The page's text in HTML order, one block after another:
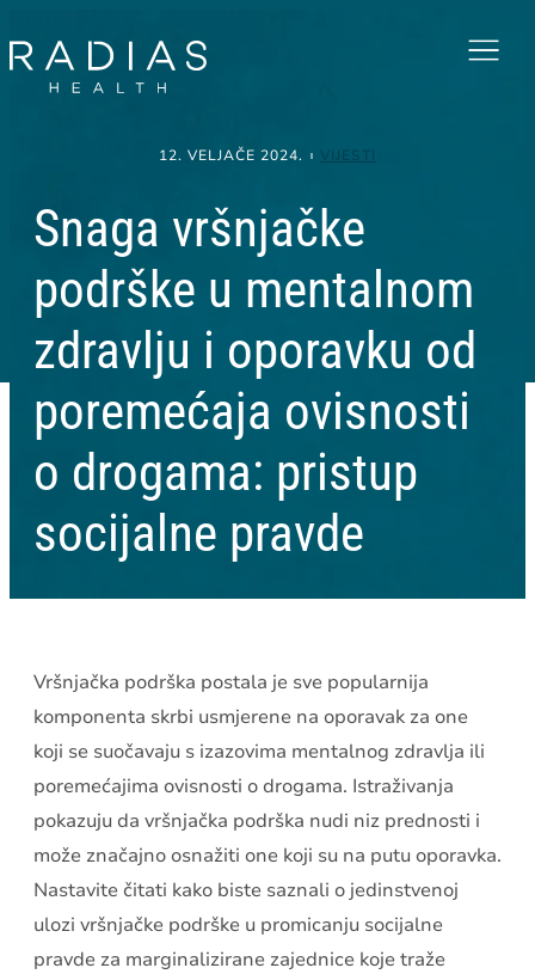
Menu
12. VELJAČE 2024. VIJESTI
Snaga vršnjačke
podrške u mentalnom
zdravlju i oporavku od
poremećaja ovisnosti
o drogama: pristup
socijalne pravde
Vršnjačka podrška postala je sve popularnija
komponenta skrbi usmjerene na oporavak za one
koji se suočavaju s izazovima mentalnog zdravlja ili
poremećajima ovisnosti o drogama. Istraživanja
pokazuju da vršnjačka podrška nudi niz prednosti i
može značajno osnažiti one koji su na putu oporavka.
Nastavite čitati kako biste saznali o jedinstvenoj
ulozi vršnjačke podrške u promicanju socijalne
pravde za marginalizirane zajednice koje traže